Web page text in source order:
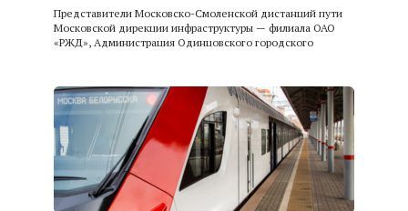
Представители Московско-Смоленской дистанций пути
Московской дирекции инфраструктуры — филиала ОАО
«РЖД», Администрация Одинцовского городского